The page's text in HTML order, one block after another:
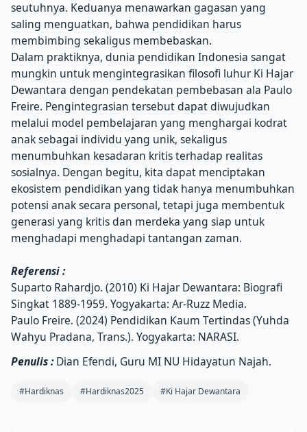
seutuhnya. Keduanya menawarkan gagasan yang
saling menguatkan, bahwa pendidikan harus
membimbing sekaligus membebaskan.
Dalam praktiknya, dunia pendidikan Indonesia sangat
mungkin untuk mengintegrasikan filosofi luhur Ki Hajar
Dewantara dengan pendekatan pembebasan ala Paulo
Freire. Pengintegrasian tersebut dapat diwujudkan
melalui model pembelajaran yang menghargai kodrat
anak sebagai individu yang unik, sekaligus
menumbuhkan kesadaran kritis terhadap realitas
sosialnya. Dengan begitu, kita dapat menciptakan
ekosistem pendidikan yang tidak hanya menumbuhkan
potensi anak secara personal, tetapi juga membentuk
generasi yang kritis dan merdeka yang siap untuk
menghadapi menghadapi tantangan zaman.
Referensi :
Suparto Rahardjo. (2010) Ki Hajar Dewantara: Biografi
Singkat 1889-1959. Yogyakarta: Ar-Ruzz Media.
Paulo Freire. (2024) Pendidikan Kaum Tertindas (Yuhda
Wahyu Pradana, Trans.). Yogyakarta: NARASI.
Penulis :Dian Efendi, Guru MI NU Hidayatun Najah.
#Hardiknas #Hardiknas2025 #Ki Hajar Dewantara